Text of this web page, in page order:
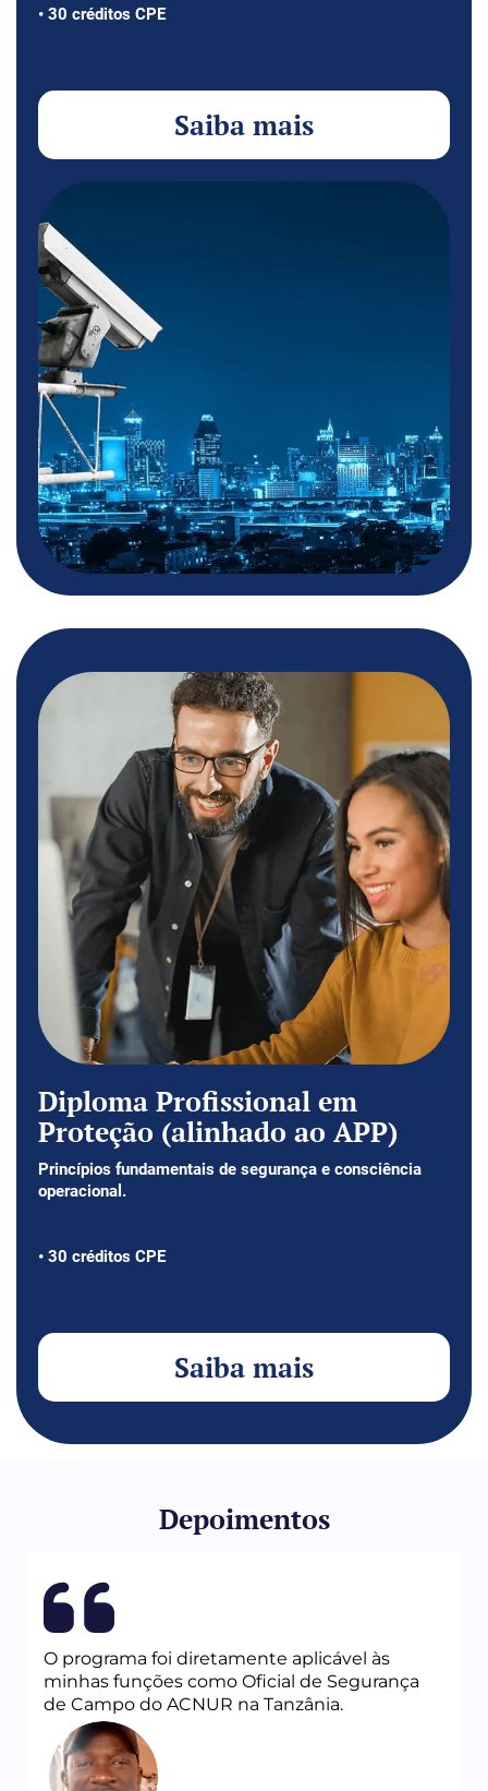
• 30 créditos CPE
Saiba mais
Diploma Profissional em
Proteção (alinhado ao APP)
Princípios fundamentais de segurança e consciência
operacional.
• 30 créditos CPE
Saiba mais
Depoimentos
O programa foi diretamente aplicável às
minhas funções como Oficial de Segurança
de Campo do ACNUR na Tanzânia.